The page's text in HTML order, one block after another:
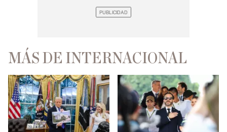
MÁS DE INTERNACIONAL